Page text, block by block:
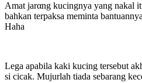
Amat jarαng kucingnya yang nakal
bahkan terpaksa meminta
Haha
Lega apabila kaki kucing tersebut
si cicak. Mujurlah tiada sebarang